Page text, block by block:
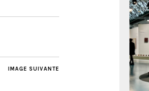
IMAGE SUIVANTE